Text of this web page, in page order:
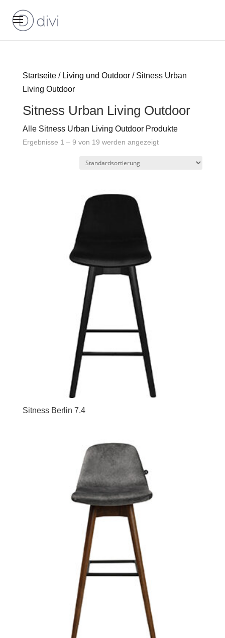
Startseite/ Living und Outdoor/ Sitness Urban
Living Outdoor
Sitness Urban Living Outdoor
Alle Sitness Urban Living Outdoor Produkte
Ergebnisse 1 – 9 von 19 werden angezeigt
Sitness Berlin 7.4